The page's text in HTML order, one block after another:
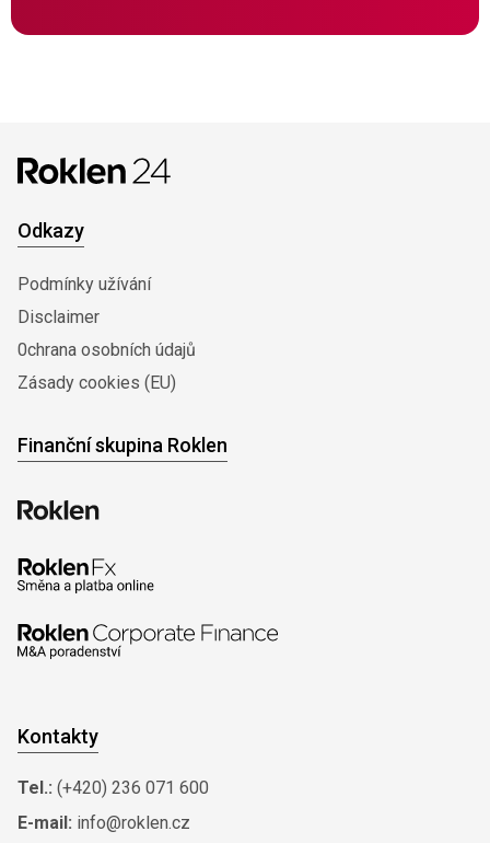
Odkazy
Podmínky užívání
Disclaimer
0chrana osobních údajů
Zásady cookies (EU)
Finanční skupina Roklen
Kontakty
Tel.: (+420) 236 071 600
E-mail: info@roklen.cz